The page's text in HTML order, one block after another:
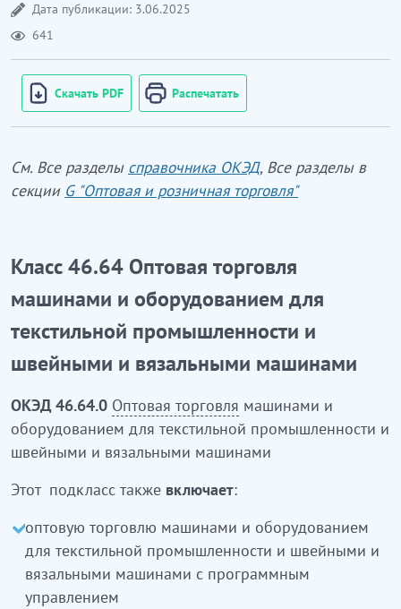
Дата публикации: 3.06.2025
641
Скачать PDF Распечатать
См. Все разделы справочника ОКЭД, Все разделы в
секции G "Оптовая и розничная торговля"
Класс 46.64 Оптовая торговля
машинами и оборудованием для
текстильной промышленности и
швейными и вязальными машинами
ОКЭД 46.64.0 Оптовая торговля машинами и
оборудованием для текстильной промышленности и
швейными и вязальными машинами
Этот подкласс также включает:
оптовую торговлю машинами и оборудованием
для текстильной промышленности и швейными и
вязальными машинами с программным
управлением